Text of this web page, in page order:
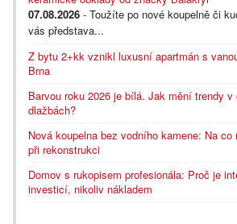
07.08.2026 - Toužíte po nové koupelně či
vás představa...
Z bytu 2+kk vznikl luxusní apartmán s
Brna
Barvou roku 2026 je bílá. Jak mění trendy v
dlažbách?
Nová koupelna bez vodního kamene: Na co
při rekonstrukci
Domov s rukopisem profesionála: Proč je
investicí, nikoliv nákladem